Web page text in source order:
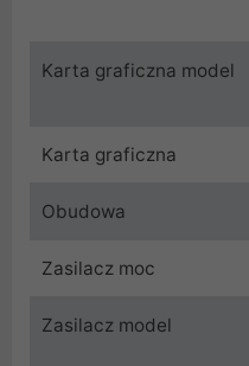
Karta graficzna model
Karta graficzna
Obudowa
Zasilacz moc
Zasilacz model